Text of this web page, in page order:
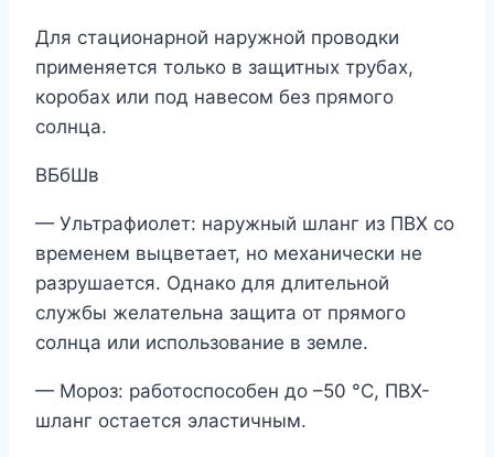
Для стационарной наружной проводки
применяется только в защитных трубах,
коробах или под навесом без прямого
солнца.
ВБбШв
— Ультрафиолет: наружный шланг из ПВХ со
временем выцветает, но механически не
разрушается. Однако для длительной
службы желательна защита от прямого
солнца или использование в земле.
— Мороз: работоспособен до –50 °С, ПВХ-
шланг остается эластичным.